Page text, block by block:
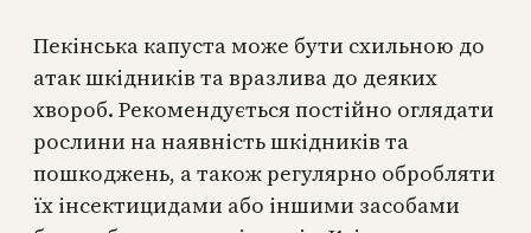
Пекінська капуста може бути схильною до
атак шкідників та вразлива до деяких
хвороб. Рекомендується постійно оглядати
рослини на наявність шкідників та
пошкоджень, а також регулярно обробляти
їх інсектицидами або іншими засобами